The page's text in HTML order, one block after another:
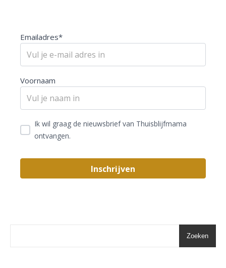
Emailadres*
Voornaam
Ik wil graag de nieuwsbrief van Thuisblijfmama
ontvangen.
Zoeken